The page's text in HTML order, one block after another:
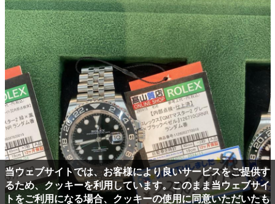
当ウェブサイトでは、お客様により良いサービスをご提供す
るため、クッキーを利用しています。このまま当ウェブサイ
トをご利用になる場合、クッキーの使用に同意いただいたも